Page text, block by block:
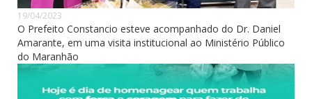
19/04/2023
O Prefeito Constancio esteve acompanhado do Dr. Daniel
Amarante, em uma visita institucional ao Ministério Público
do Maranhão